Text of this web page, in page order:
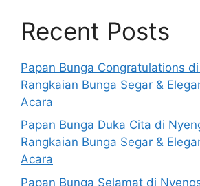
Recent Posts
Papan Bunga Congratulations
Rangkaian Bunga Segar &
Acara
Papan Bunga Duka Cita di
Rangkaian Bunga Segar &
Acara
Papan Bunga Selamat di